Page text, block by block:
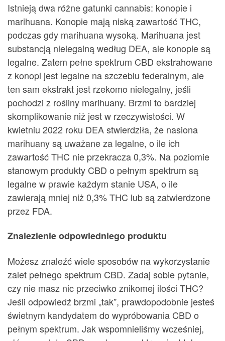
Istnieją dwa różne gatunki cannabis: konopie i
marihuana. Konopie mają niską zawartość THC,
podczas gdy marihuana wysoką. Marihuana jest
substancją nielegalną według DEA, ale konopie są
legalne. Zatem pełne spektrum CBD ekstrahowane
z konopi jest legalne na szczeblu federalnym, ale
ten sam ekstrakt jest rzekomo nielegalny, jeśli
pochodzi z rośliny marihuany. Brzmi to bardziej
skomplikowanie niż jest w rzeczywistości. W
kwietniu 2022 roku DEA stwierdziła, że nasiona
marihuany są uważane za legalne, o ile ich
zawartość THC nie przekracza 0,3%. Na poziomie
stanowym produkty CBD o pełnym spektrum są
legalne w prawie każdym stanie USA, o ile
zawierają mniej niż 0,3% THC lub są zatwierdzone
przez FDA.
Znalezienie odpowiedniego produktu
Możesz znaleźć wiele sposobów na wykorzystanie
zalet pełnego spektrum CBD. Zadaj sobie pytanie,
czy nie masz nic przeciwko znikomej ilości THC?
Jeśli odpowiedź brzmi „tak”, prawdopodobnie jesteś
świetnym kandydatem do wypróbowania CBD o
pełnym spektrum. Jak wspomnieliśmy wcześniej,